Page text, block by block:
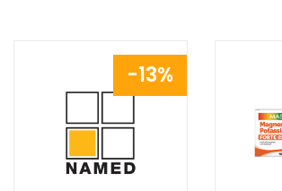
100CPR AL
CARRELLO
13%